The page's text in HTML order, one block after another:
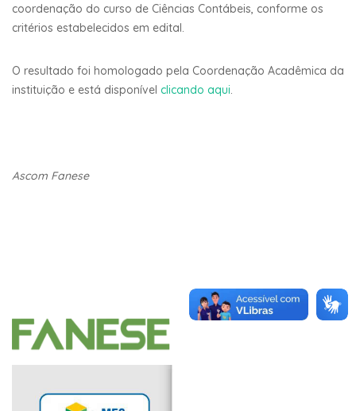
coordenação do curso de Ciências Contábeis, conforme os
critérios estabelecidos em edital.
O resultado foi homologado pela Coordenação Acadêmica da
instituição e está disponível clicando aqui.
Ascom Fanese